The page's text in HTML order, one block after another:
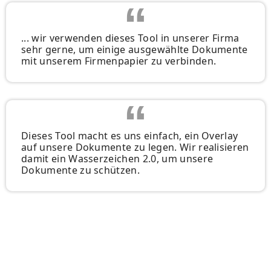
... wir verwenden dieses Tool in unserer Firma
sehr gerne, um einige ausgewählte Dokumente
mit unserem Firmenpapier zu verbinden.
Dieses Tool macht es uns einfach, ein Overlay
auf unsere Dokumente zu legen. Wir realisieren
damit ein Wasserzeichen 2.0, um unsere
Dokumente zu schützen.